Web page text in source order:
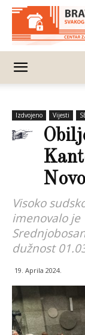
Izdvojeno Vijesti
Visoko
imenovalo je
dužnost
19. Aprila 2024.